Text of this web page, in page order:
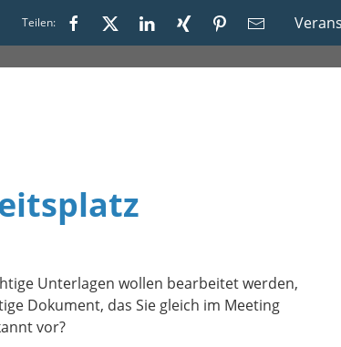
Teilen:
Unterlagen wollen bearbeitet werden,
Dokument, das Sie gleich im Meeting
vor?